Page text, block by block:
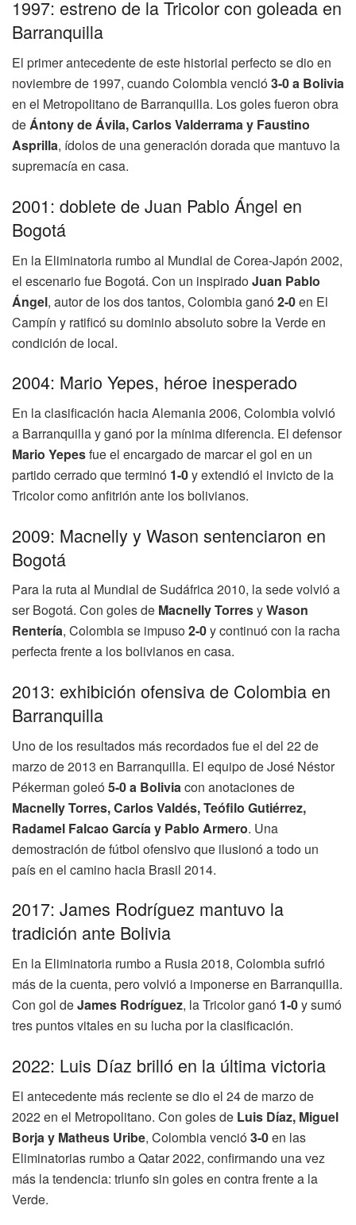
1997: estreno de la Tricolor con goleada en
Barranquilla
El primer antecedente de este historial perfecto se dio en
noviembre de 1997, cuando Colombia venció3-0 a Bolivia
en el Metropolitano de Barranquilla. Los goles fueron obra
deÁntony de Ávila, Carlos Valderrama y Faustino
Asprilla, ídolos de una generación dorada que mantuvo la
supremacía en casa.
2001: doblete de Juan Pablo Ángel en
Bogotá
En la Eliminatoria rumbo al Mundial de Corea-Japón 2002,
el escenario fue Bogotá. Con un inspiradoJuan Pablo
Ángel, autor de los dos tantos, Colombia ganó2-0en El
Campín y ratificó su dominio absoluto sobre la Verde en
condición de local.
2004: Mario Yepes, héroe inesperado
En la clasificación hacia Alemania 2006, Colombia volvió
a Barranquilla y ganó por la mínima diferencia. El defensor
Mario Yepesfue el encargado de marcar el gol en un
partido cerrado que terminó 1-0y extendió el invicto de la
Tricolor como anfitrión ante los bolivianos.
2009: Macnelly y Wason sentenciaron en
Bogotá
Para la ruta al Mundial de Sudáfrica 2010, la sede volvió a
ser Bogotá. Con goles de Macnelly TorresyWason
Rentería, Colombia se impuso2-0y continuó con la racha
perfecta frente a los bolivianos en casa.
2013: exhibición ofensiva de Colombia en
Barranquilla
Uno de los resultados más recordados fue el del 22 de
marzo de 2013 en Barranquilla. El equipo de José Néstor
Pékerman goleó5-0 a Boliviacon anotaciones de
Macnelly Torres, Carlos Valdés, Teófilo Gutiérrez,
Radamel Falcao García y Pablo Armero. Una
demostración de fútbol ofensivo que ilusionó a todo un
país en el camino hacia Brasil 2014.
2017: James Rodríguez mantuvo la
tradición ante Bolivia
En la Eliminatoria rumbo a Rusia 2018, Colombia sufrió
más de la cuenta, pero volvió a imponerse en Barranquilla.
Con gol deJames Rodríguez, la Tricolor ganó 1-0y sumó
tres puntos vitales en su lucha por la clasificación.
2022: Luis Díaz brilló en la última victoria
El antecedente más reciente se dio el 24 de marzo de
2022 en el Metropolitano. Con goles de Luis Díaz, Miguel
Borja y Matheus Uribe, Colombia venció3-0en las
Eliminatorias rumbo a Qatar 2022, confirmando una vez
más la tendencia: triunfo sin goles en contra frente a la
Verde.